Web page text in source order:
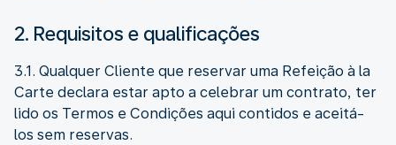
2. Requisitos e qualificações
3.1. Qualquer Cliente que reservar uma Refeição à la
Carte declara estar apto a celebrar um contrato, ter
lido os Termos e Condições aqui contidos e aceitá-
los sem reservas.